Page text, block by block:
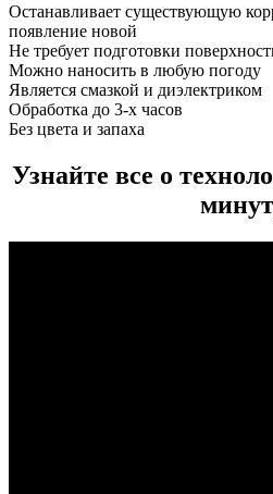
Останавливает существующую
появление новой
Не требует подготовки
Можно наносить в любую погоду
Является смазкой и диэлектриком
Обработка до 3-х часов
Без цвета и запаха
Узнайте все о